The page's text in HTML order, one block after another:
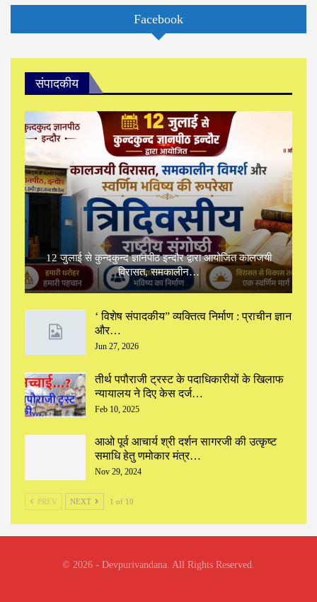
Facebook
संपादकीय
12 जुलाई से कुन्दकुन्द ज्ञानपीठ इन्दौर द्वारा आयोजित कालजयी
विरासत, समकालीन…
‘ विशेष संपादकीय” ‌व्यक्तित्व निर्माण : प्राचीन ज्ञान
और…
Jun 27, 2026
तीर्थ पपौराजी ट्रस्ट के पदाधिकारीयों के खिलाफ
न्यायालय ने दिए केस दर्ज…
Feb 10, 2025
आओ पूर्व आचार्य श्री दर्शन सागरजी की उत्कृष्ट
समाधि हेतु णमोकार मंत्र…
Nov 29, 2024
PREV NEXT 1 of 10
© 2026 - Devpurivandana. All Rights Reserved.